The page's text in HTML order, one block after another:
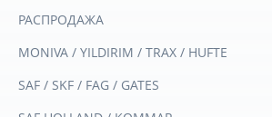
РАСПРОДАЖА
MONIVA / YILDIRIM / TRAX / HUFTE
SAF / SKF / FAG / GATES